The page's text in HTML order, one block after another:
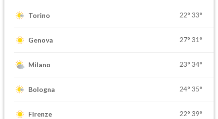
Torino 22° 33°
Genova 27° 31°
Milano 23° 34°
Bologna 24° 35°
Firenze 22° 39°